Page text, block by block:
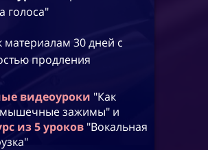
материалам 30 дней с
продления
видеоуроки "Как
мышечные зажимы" и
из 5 уроков "Вокальная
голоса"